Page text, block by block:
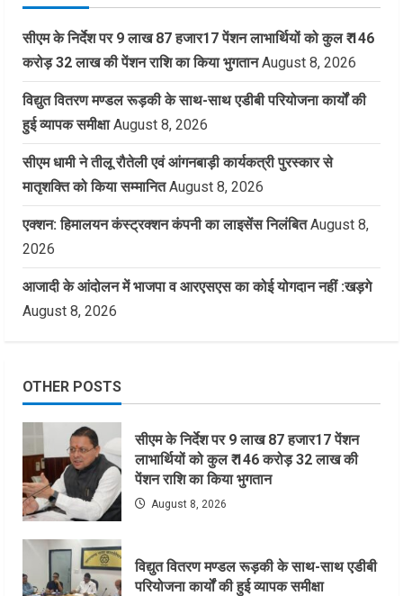
सीएम के निर्देश पर 9 लाख 87 हजार17 पेंशन लाभार्थियों को कुल ₹ 146
करोड़ 32 लाख की पेंशन राशि का किया भुगतान August 8, 2026
विद्युत वितरण मण्डल रूड़की के साथ-साथ एडीबी परियोजना कार्यों की
हुई व्यापक समीक्षा August 8, 2026
सीएम धामी ने तीलू रौतेली एवं आंगनबाड़ी कार्यकत्री पुरस्कार से
मातृशक्ति को किया सम्मानित August 8, 2026
एक्शन: हिमालयन कंस्ट्रक्शन कंपनी का लाइसेंस निलंबित August 8,
2026
आजादी के आंदोलन में भाजपा व आरएसएस का कोई योगदान नहीं :खड़गे
August 8, 2026
OTHER POSTS
सीएम के निर्देश पर 9 लाख 87 हजार17 पेंशन
लाभार्थियों को कुल ₹ 146 करोड़ 32 लाख की
पेंशन राशि का किया भुगतान
August 8, 2026
विद्युत वितरण मण्डल रूड़की के साथ-साथ एडीबी
परियोजना कार्यों की हुई व्यापक समीक्षा